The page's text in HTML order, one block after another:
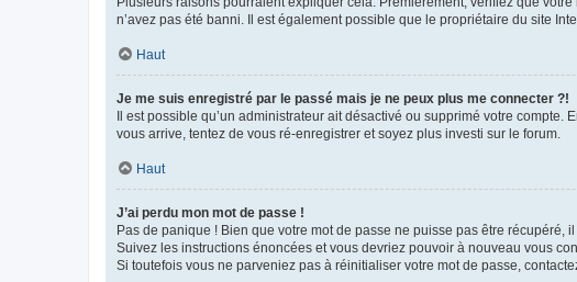
n’avez pas été banni. Il est également possible que le propriétaire du site
Haut
Je me suis enregistré par le passé mais je ne peux plus me connecter ?!
Il est possible qu’un administrateur ait désactivé ou supprimé votre
vous arrive, tentez de vous ré-enregistrer et soyez plus investi sur le forum.
Haut
J’ai perdu mon mot de passe !
Pas de panique ! Bien que votre mot de passe ne puisse pas être
Suivez les instructions énoncées et vous devriez pouvoir à nouveau vous
Si toutefois vous ne parveniez pas à réinitialiser votre mot de passe,